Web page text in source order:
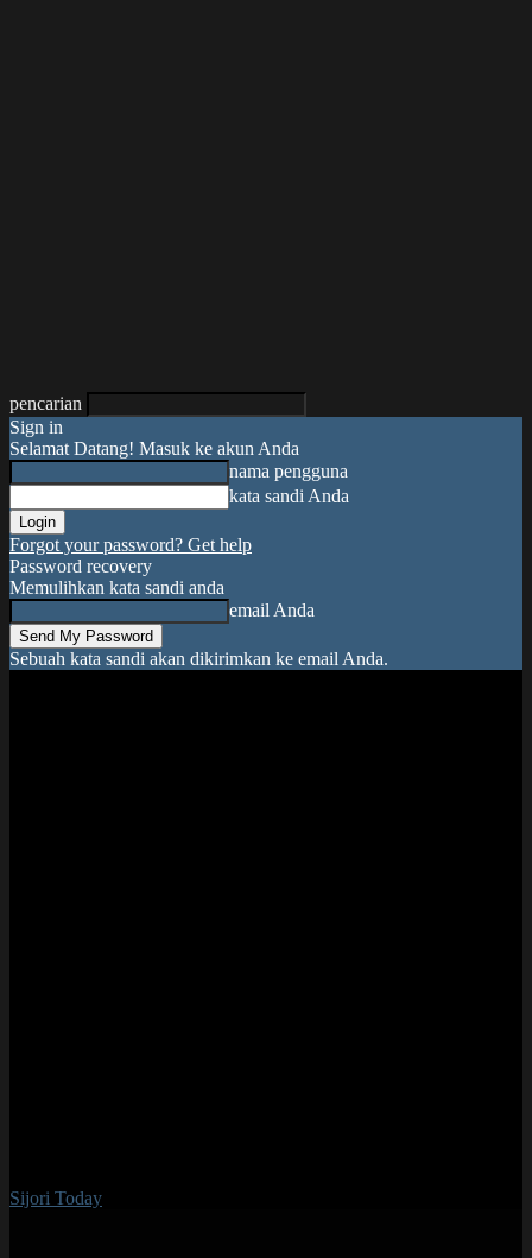
pencarian
Sign in
Selamat Datang! Masuk ke akun Anda
nama pengguna
kata sandi Anda
Forgot your password? Get help
Password recovery
Memulihkan kata sandi anda
email Anda
Sebuah kata sandi akan dikirimkan ke email Anda.
Sijori Today